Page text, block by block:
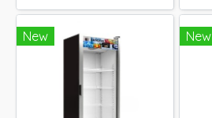
New New